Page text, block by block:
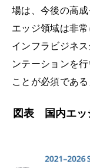
場は、今後の高
エッジ領域は非
インフラビジネ
ンテーションを
ことが必須であ
図表 国内エッ